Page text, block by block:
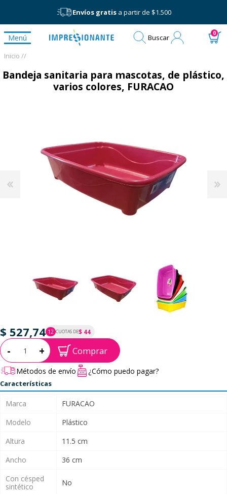
Envíos gratisa partir de $1.500
Menú Buscar 0
Inicio //
Bandeja sanitaria para mascotas, de plástico,
varios colores, FURACAO
$ 527,74 12 CUOTAS DE$ 44
P.T.F. $ 528
Cantidad:
- + Comprar
Métodos de envío ¿Cómo puedo pagar?
Características
Marca
FURACAO
Modelo
Plástico
Altura
11.5 cm
Ancho
36 cm
Con césped
sintético
No